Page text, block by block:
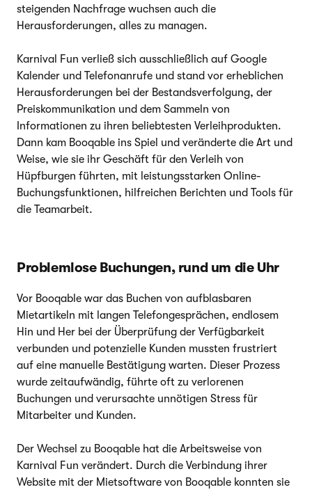
steigenden Nachfrage wuchsen auch die
Herausforderungen, alles zu managen.
Karnival Fun verließ sich ausschließlich auf Google
Kalender und Telefonanrufe und stand vor erheblichen
Herausforderungen bei der Bestandsverfolgung, der
Preiskommunikation und dem Sammeln von
Informationen zu ihren beliebtesten Verleihprodukten.
Dann kam Booqable ins Spiel und veränderte die Art und
Weise, wie sie ihr Geschäft für den Verleih von
Hüpfburgen führten, mit leistungsstarken Online-
Buchungsfunktionen, hilfreichen Berichten und Tools für
die Teamarbeit.
Problemlose Buchungen, rund um die Uhr
Vor Booqable war das Buchen von aufblasbaren
Mietartikeln mit langen Telefongesprächen, endlosem
Hin und Her bei der Überprüfung der Verfügbarkeit
verbunden und potenzielle Kunden mussten frustriert
auf eine manuelle Bestätigung warten. Dieser Prozess
wurde zeitaufwändig, führte oft zu verlorenen
Buchungen und verursachte unnötigen Stress für
Mitarbeiter und Kunden.
Der Wechsel zu Booqable hat die Arbeitsweise von
Karnival Fun verändert. Durch die Verbindung ihrer
Website mit der Mietsoftware von Booqable konnten sie